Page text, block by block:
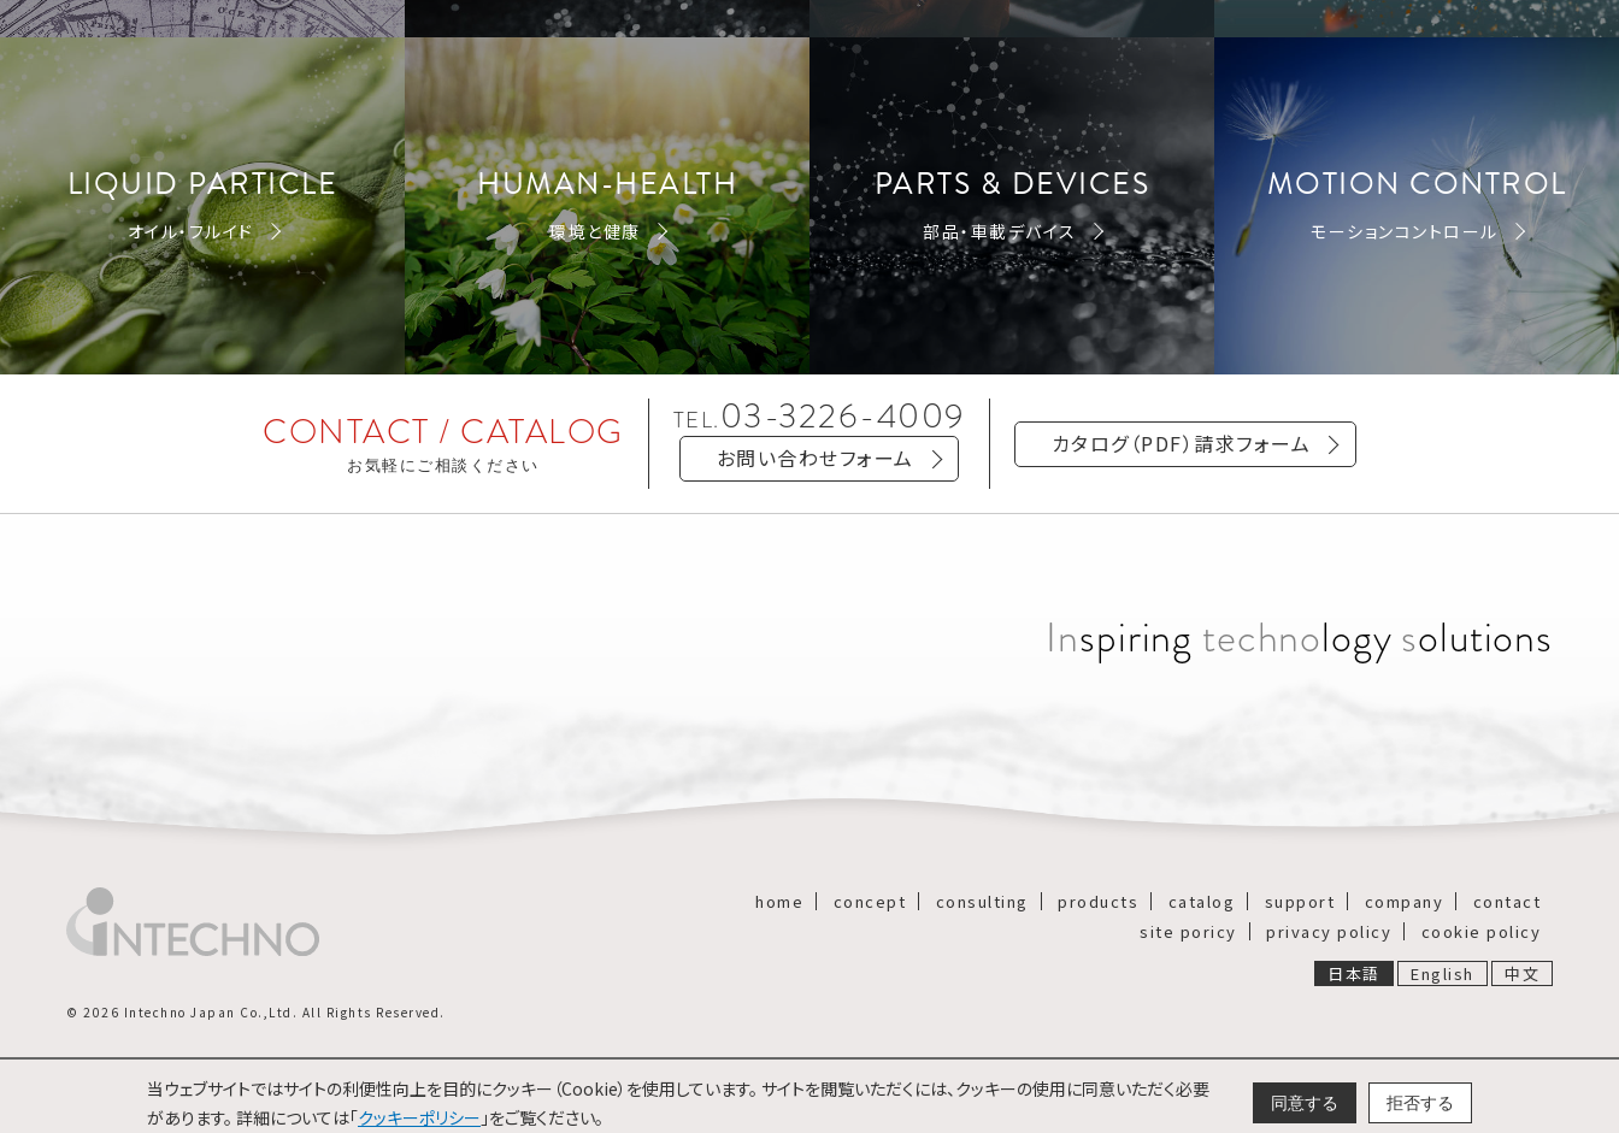
当ウェブサイトではサイトの利便性向上を目的にクッキー（Cookie）を使用しています。 サイトを閲覧いただくには、クッキーの使用に同意いただく必要
があります。 詳細については「クッキーポリシー 」をご覧ください。
同意する 拒否する
LIQUID PARTICLE
オイル・フルイド
HUMAN-HEALTH
環境と健康
PARTS & DEVICES
部品・車載デバイス
MOTION CONTROL
モーションコントロール
CONTACT / CATALOG
お気軽にご相談ください
TEL. 03-3226-4009
お問い合わせフォーム
カタログ（PDF）請求フォーム
Inspiring technologysolutions
home concept consulting products catalog support company
contact
site poricy
privacy policy
cookie policy
日本語
English 中文
© 2026 Intechno Japan Co.,Ltd. All Rights Reserved.